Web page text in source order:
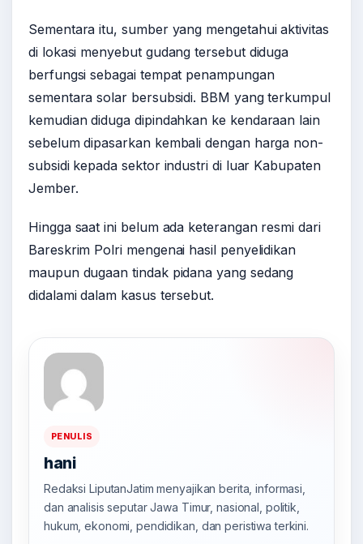
Sementara itu, sumber yang mengetahui aktivitas
di lokasi menyebut gudang tersebut diduga
berfungsi sebagai tempat penampungan
sementara solar bersubsidi. BBM yang terkumpul
kemudian diduga dipindahkan ke kendaraan lain
sebelum dipasarkan kembali dengan harga non-
subsidi kepada sektor industri di luar Kabupaten
Jember.
Hingga saat ini belum ada keterangan resmi dari
Bareskrim Polri mengenai hasil penyelidikan
maupun dugaan tindak pidana yang sedang
didalami dalam kasus tersebut.
PENULIS
hani
Redaksi LiputanJatim menyajikan berita, informasi,
dan analisis seputar Jawa Timur, nasional, politik,
hukum, ekonomi, pendidikan, dan peristiwa terkini.